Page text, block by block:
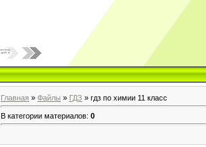
Главная » Файлы » ГДЗ » гдз по химии 11 класс
В категории материалов: 0